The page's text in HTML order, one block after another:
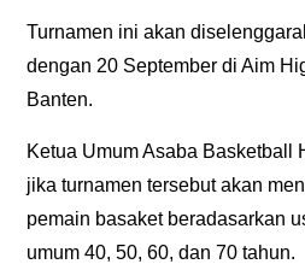
Turnamen ini akan
dengan 20 September di Aim
Banten.
Ketua Umum Asaba Basketball
jika turnamen tersebut akan
pemain basaket beradasarkan
umum 40, 50, 60, dan 70 tahun.